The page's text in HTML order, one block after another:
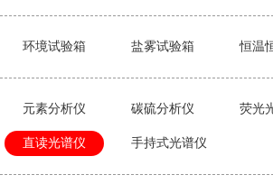
环境试验箱 盐雾试验箱 恒温
元素分析仪 碳硫分析仪 荧光
直读光谱仪 手持式光谱仪